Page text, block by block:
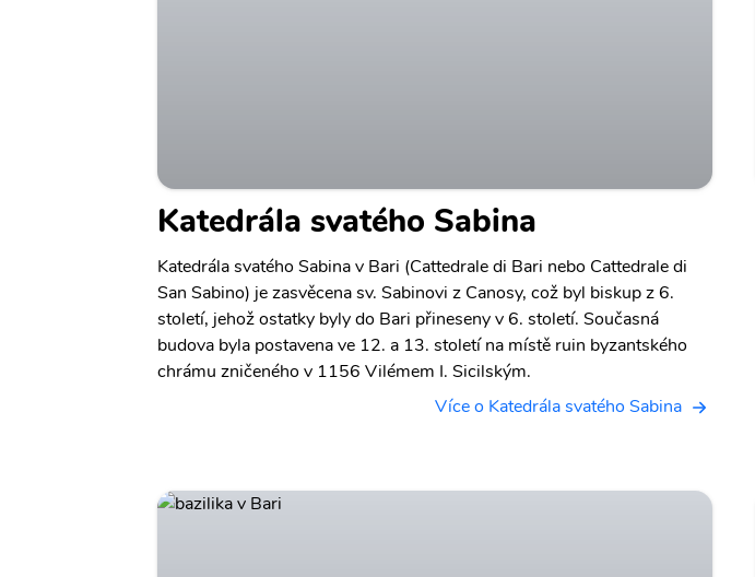
Katedrála svatého Sabina
Katedrála svatého Sabina v Bari (Cattedrale di Bari nebo Cattedrale di
San Sabino) je zasvěcena sv. Sabinovi z Canosy, což byl biskup z 6.
století, jehož ostatky byly do Bari přineseny v 6. století. Současná
budova byla postavena ve 12. a 13. století na místě ruin byzantského
chrámu zničeného v 1156 Vilémem I. Sicilským.
Více o Katedrála svatého Sabina